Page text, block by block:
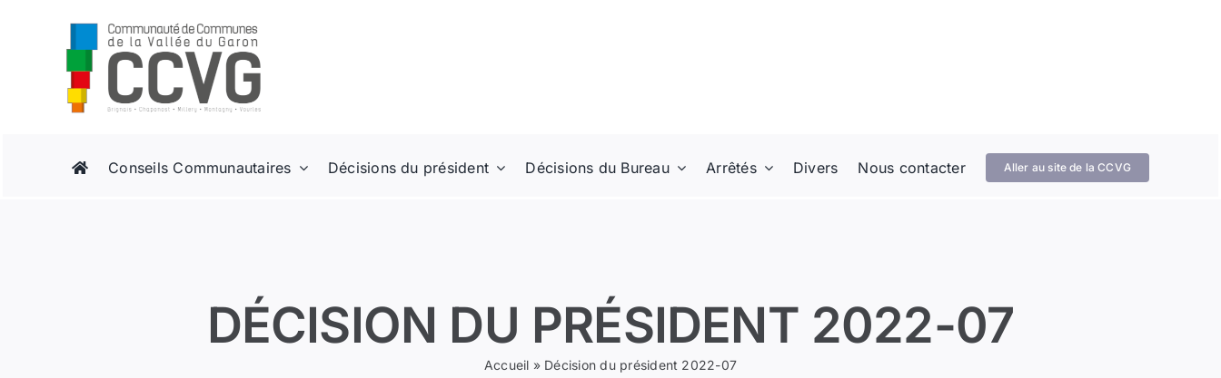
Conseils Communautaires Décisions du président Décisions du Bureau Arrêtés Divers Nous contacter Aller au site de la CCVG
DÉCISION DU PRÉSIDENT 2022-07
Accueil » Décision du président 2022-07